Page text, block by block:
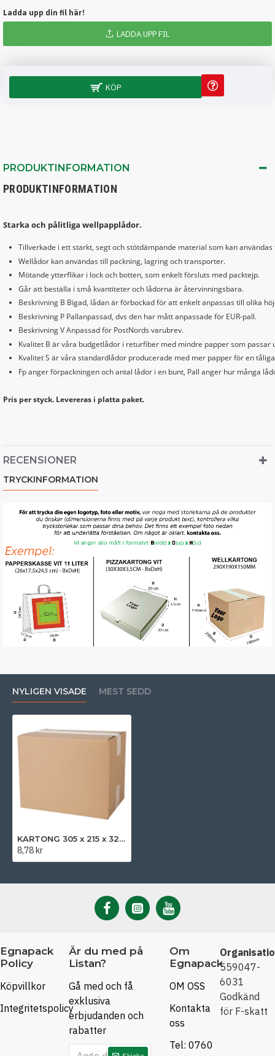
Ladda upp din fil här!
LADDA UPP FIL
KÖP
PRODUKTINFORMATION
PRODUKTINFORMATION
Starka och pålitliga wellpapplådor.
Tillverkade i ett starkt, segt och stötdämpande material som kan
Wellådor kan användas till packning, lagring och transporter.
Mötande ytterflikar i lock och botten, som enkelt försluts med packtejp.
Går att beställa i små kvantiteter och lådorna är återvinningsbara.
Beskrivning B Bigad, lådan är förbockad för att enkelt anpassas till olika
Beskrivning P Pallanpassad, dvs den har mått anpassade för EUR-pall.
Beskrivning V Anpassad för PostNords varubrev.
Kvalitet B är våra budgetlådor i returfiber med mindre papper som
Kvalitet S är våra standardlådor producerade med mer papper för en
Fp anger förpackningen och antal lådor i en bunt, Pall anger hur många
Pris per styck. Levereras i platta paket.
RECENSIONER
TRYCKINFORMATION
NYLIGEN VISADE MEST SEDD
KARTONG 305 x 215 x 320 mm
8,78 kr
Egnapack
Policy
Köpvillkor
Integritetspolicy
Är du med på
Listan?
Gå med och få
exklusiva
erbjudanden och
rabatter
Om
Egnapack
OM OSS
Kontakta
oss
Tel: 0760
559047-
6031
Godkänd
för F-skatt